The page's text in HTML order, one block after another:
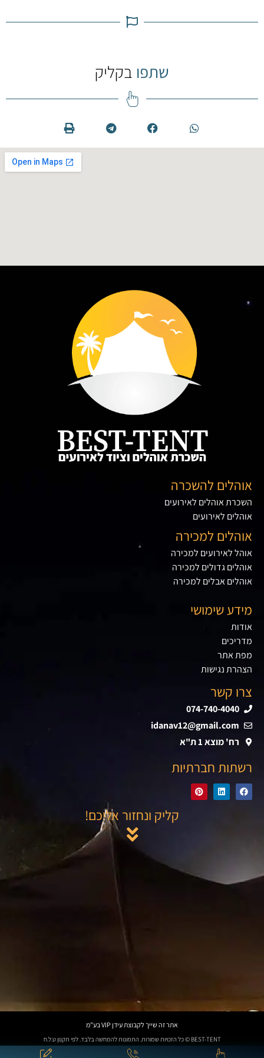
שתפו בקליק
אוהלים להשכרה
השכרת אוהלים לאירועים
אוהלים לאירועים
אוהלים למכירה
אוהל לאירועים למכירה
אוהלים גדולים למכירה
אוהלים אבלים למכירה
מידע שימושי
אודות
מדריכים
מפת אתר
הצהרת נגישות
צרו קשר
074-740-4040
idanav12@gmail.com
רח' מוצא 1 ת"א
רשתות חברתיות
קליק ונחזור אליכם!
אתר זה שייך לקבוצת עידן VIP בע"מ
BEST-TENT © כל הזכויות שמורות. התמונות להמחשה בלבד. לפי תקנון ט.ל.ח